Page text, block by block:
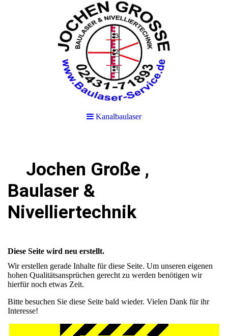
Kanalbaulaser
Jochen Große ,
Baulaser &
Nivelliertechnik
Diese Seite wird neu erstellt.
Wir erstellen gerade Inhalte für diese Seite. Um unseren eigenen
hohen Qualitätsansprüchen gerecht zu werden benötigen wir
hierfür noch etwas Zeit.
Bitte besuchen Sie diese Seite bald wieder. Vielen Dank für ihr
Interesse!